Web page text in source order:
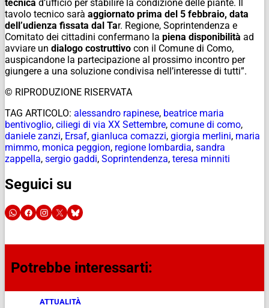
tecnica d’ufficio per stabilire la condizione delle piante. Il
tavolo tecnico sarà aggiornato prima del 5 febbraio, data
dell’udienza fissata dal Tar. Regione, Soprintendenza e
Comitato dei cittadini confermano la piena disponibilità ad
avviare un dialogo costruttivo con il Comune di Como,
auspicandone la partecipazione al prossimo incontro per
giungere a una soluzione condivisa nell’interesse di tutti”.
© RIPRODUZIONE RISERVATA
TAG ARTICOLO: alessandro rapinese, beatrice maria
bentivoglio, ciliegi di via XX Settembre, comune di como,
daniele zanzi, Ersaf, gianluca comazzi, giorgia merlini, maria
mimmo, monica peggion, regione lombardia, sandra
zappella, sergio gaddi, Soprintendenza, teresa minniti
Seguici su
Potrebbe interessarti:
ATTUALITÀ